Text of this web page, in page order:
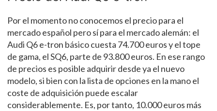
Por el momento no conocemos el precio para el
mercado español pero sí para el mercado alemán: el
Audi Q6 e-tron básico cuesta 74.700 euros y el tope
de gama, el SQ6, parte de 93.800 euros. En ese rango
de precios es posible adquirir desde ya el nuevo
modelo, si bien con la lista de opciones en la mano el
coste de adquisición puede escalar
considerablemente. Es, por tanto, 10.000 euros más